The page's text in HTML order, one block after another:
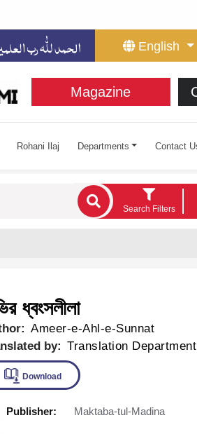
English
Magazine
Rohani Ilaj Departments Contact
Search Filters
ধ্বংসলীলা
Ameer-e-Ahl-e-Sunnat
by: Translation Department
Download
Publisher: Maktaba-tul-Madina